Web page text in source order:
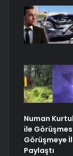
Numan
ile
Görüşmeye
Paylaştı